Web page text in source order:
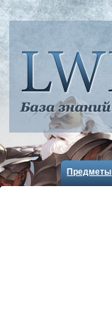
Предметы